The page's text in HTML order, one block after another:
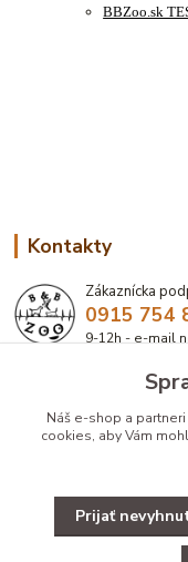
BBZoo.sk
Kontakty
Zákaznícka
0915 754
9-12h - e-mail
eshop@bbzoo.sk
Náš e-shop a
cookies, aby Vám
Prijať